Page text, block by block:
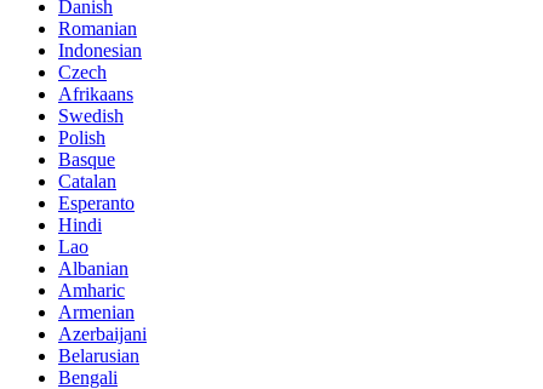
Danish
Romanian
Indonesian
Czech
Afrikaans
Swedish
Polish
Basque
Catalan
Esperanto
Hindi
Lao
Albanian
Amharic
Armenian
Azerbaijani
Belarusian
Bengali